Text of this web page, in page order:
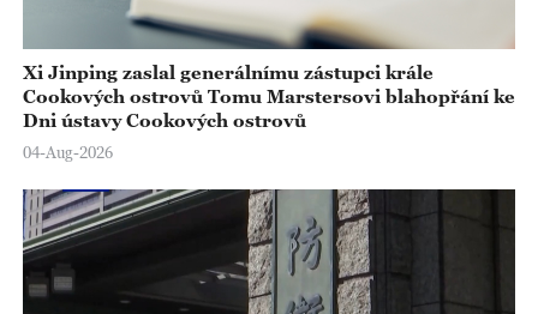
Xi Jinping zaslal generálnímu zástupci krále
Cookových ostrovů Tomu Marstersovi blahopřání ke
Dni ústavy Cookových ostrovů
04-Aug-2026